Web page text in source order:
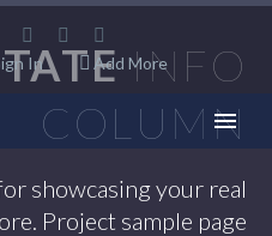
In Add MoreINFO
COLUMN
showcasing your real
Project sample page